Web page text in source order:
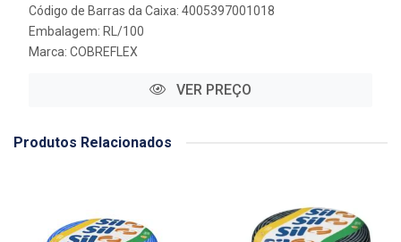
Código de Barras da Caixa: 4005397001018
Embalagem: RL/100
Marca: COBREFLEX
VER PREÇO
Produtos Relacionados